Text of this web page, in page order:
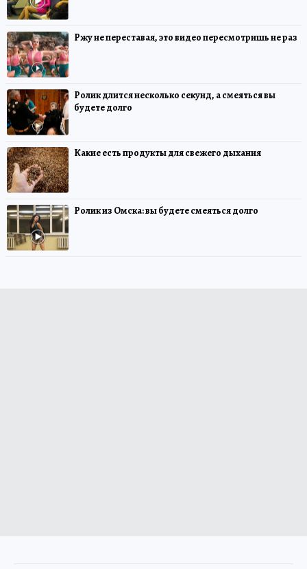
Ржу не переставая, это видео пересмотришь не раз
Ролик длится несколько секунд, а смеяться вы
будете долго
Какие есть продукты для свежего дыхания
Ролик из Омска: вы будете смеяться долго